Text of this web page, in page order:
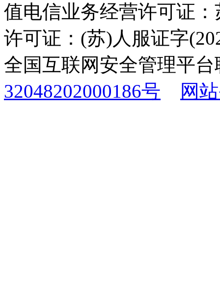
值电信业务经营许可证
许可证：(苏)人服证字
全国互联网安全管理平
32048202000186号
网